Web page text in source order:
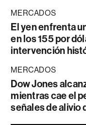
MERCADOS
El yen enfrenta
en los 155 por
intervención
MERCADOS
Dow Jones
mientras cae el
señales de alivio